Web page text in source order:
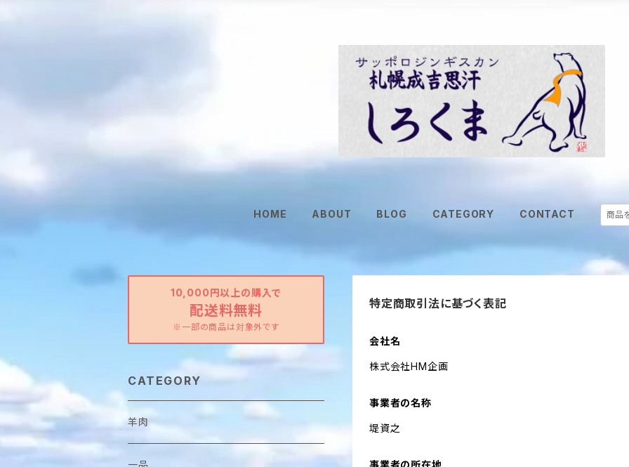
HOME ABOUT BLOG CATEGORY CONTACT
特定商取引法に基づく表記
会社名
株式会社HM企画
事業者の名称
堤資之
事業者の所在地
10,000円以上の購入で
配送料無料
※一部の商品は対象外です
CATEGORY
羊肉
一品